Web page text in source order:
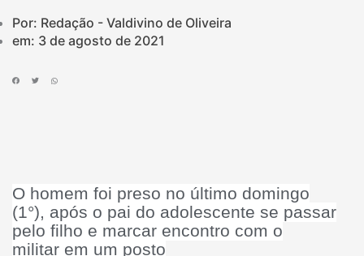
Por: Redação - Valdivino de Oliveira
em: 3 de agosto de 2021
O homem foi preso no último domingo
(1°), após o pai do adolescente se passar
pelo filho e marcar encontro com o
militar em um posto